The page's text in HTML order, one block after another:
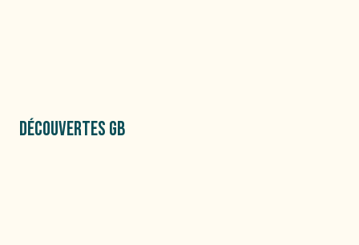
DÉCOUVERTES GB